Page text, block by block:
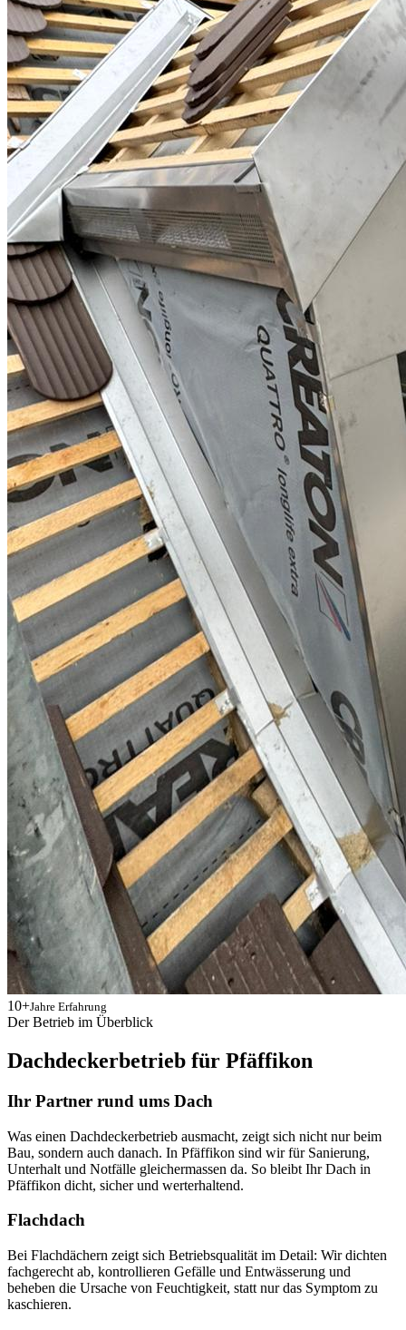
10+Jahre Erfahrung
Der Betrieb im Überblick
Dachdeckerbetrieb für Pfäffikon
Ihr Partner rund ums Dach
Was einen Dachdeckerbetrieb ausmacht, zeigt sich nicht nur beim
Bau, sondern auch danach. In Pfäffikon sind wir für Sanierung,
Unterhalt und Notfälle gleichermassen da. So bleibt Ihr Dach in
Pfäffikon dicht, sicher und werterhaltend.
Flachdach
Bei Flachdächern zeigt sich Betriebsqualität im Detail: Wir dichten
fachgerecht ab, kontrollieren Gefälle und Entwässerung und
beheben die Ursache von Feuchtigkeit, statt nur das Symptom zu
kaschieren.